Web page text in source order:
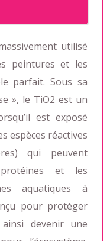
utilisé
peintures et les
parfait. Sous sa
», le TiO2 est un
est exposé
espèces réactives
qui peuvent
et les
aquatiques à
pour protéger
devenir une